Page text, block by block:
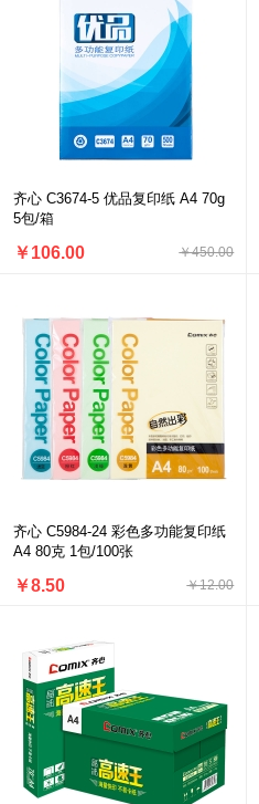
齐心 C3674-5 优品复印纸 A4 70g
5包/箱
￥450.00
￥106.00
齐心 C5984-24 彩色多功能复印纸
A4 80克 1包/100张
￥12.00
￥8.50